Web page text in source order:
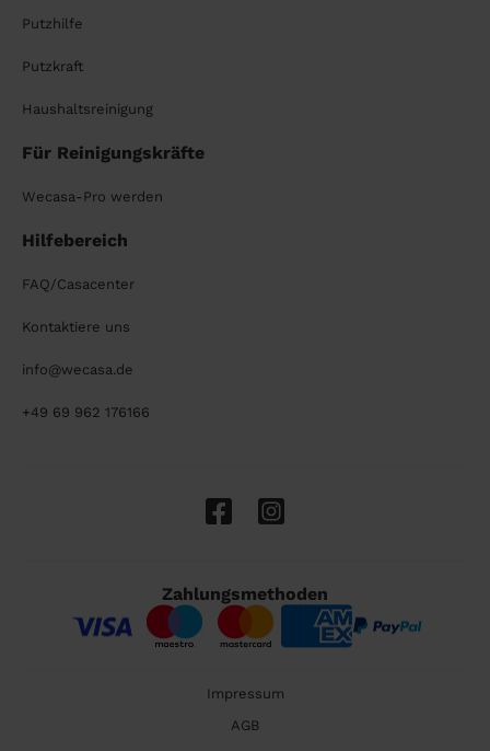
Putzhilfe
Putzkraft
Haushaltsreinigung
Für Reinigungskräfte
Wecasa-Pro werden
Hilfebereich
FAQ/Casacenter
Kontaktiere uns
info@wecasa.de
+49 69 962 176166
Zahlungsmethoden
Impressum
AGB